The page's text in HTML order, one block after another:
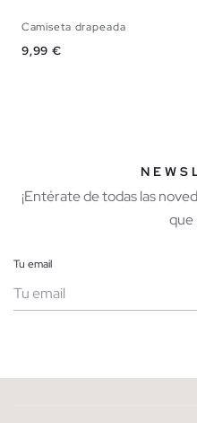
Camiseta drapeada
Precio
9,99 €
¡Entérate de todas las
que
Tu email